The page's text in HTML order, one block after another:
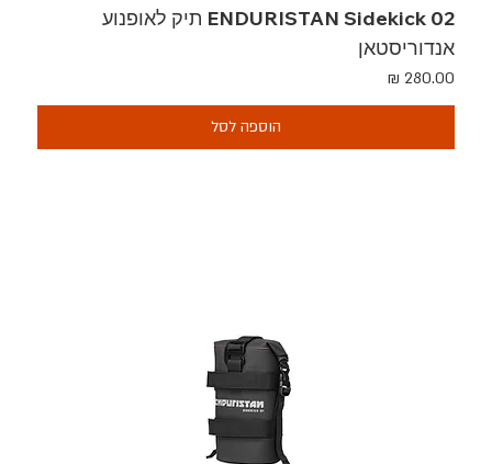
ENDURISTAN Sidekick 02 תיק לאופנוע
אנדוריסטאן
מחיר
הוספה לסל